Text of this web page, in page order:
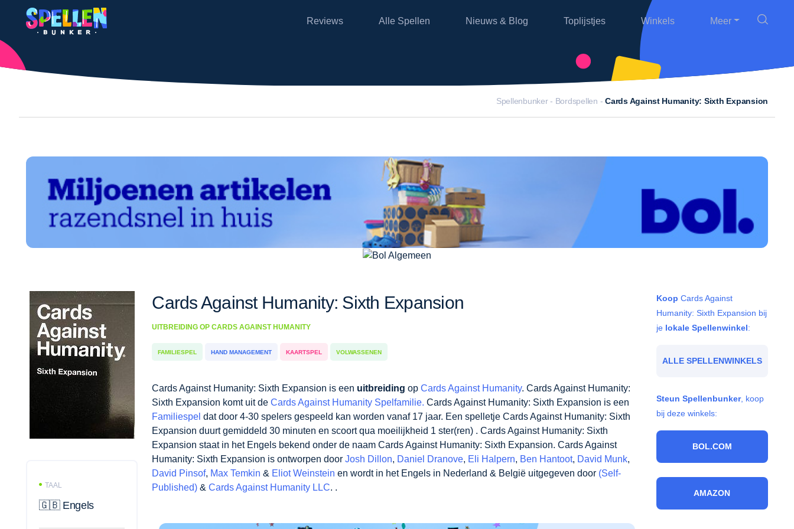
Reviews Alle Spellen Nieuws & Blog Toplijstjes Winkels Meer
Spellenbunker-Bordspellen- Cards Against Humanity: Sixth Expansion
TAAL
🇬🇧 Engels
Cards Against Humanity: Sixth Expansion
UITBREIDING OPCARDS AGAINST HUMANITY
FAMILIESPEL HAND MANAGEMENT KAARTSPEL VOLWASSENEN
Cards Against Humanity: Sixth Expansion is eenuitbreidingopCards Against Humanity.Cards Against
Humanity: Sixth Expansion komt uit deCards Against Humanity Spelfamilie.Cards Against Humanity: Sixth
Expansion is eenFamiliespeldat door 4-30 spelers gespeeld kan worden vanaf 17 jaar. Een spelletje Cards
Against Humanity: Sixth Expansion duurt gemiddeld 30 minutenen scoort qua moeilijkheid 1 ster(ren) .
Cards Against Humanity: Sixth Expansion staat in het Engels bekend onder de naam Cards Against
Humanity: Sixth Expansion.Cards Against Humanity: Sixth Expansion is ontworpen doorJosh Dillon, Daniel
Dranove,Eli Halpern,Ben Hantoot,David Munk,David Pinsof, Max Temkin&Eliot Weinsteinen wordt in het
Engels in Nederland & België uitgegeven door
KoopCards Against
Humanity: Sixth Expansion
bij jelokale Spellenwinkel
ALLE SPELLENWINKELS
Steun Spellenbunker,
koop bij deze winkels:
BOL.COM
AMAZON